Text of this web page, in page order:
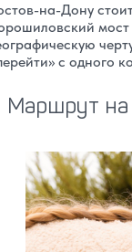
на-Дону
мост
с одного
Маршрут